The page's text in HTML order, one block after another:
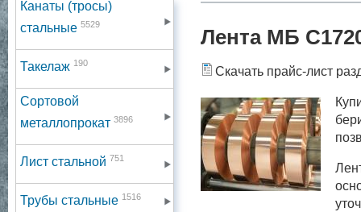
Канаты (тросы)
стальные 5529
Такелаж 190
Сортовой
металлопрокат 3896
Лист стальной 751
Трубы стальные 1516
Лента МБ
Скачать прайс-лист